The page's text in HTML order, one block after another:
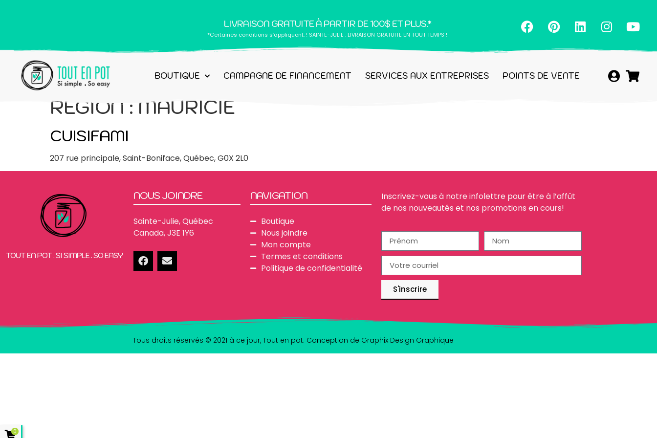
0
LIVRAISON GRATUITE À PARTIR DE 100$ ET PLUS.*
*Certaines conditions s’appliquent. ! SAINTE-JULIE : LIVRAISON GRATUITE EN TOUT TEMPS !
BOUTIQUE CAMPAGNE DE FINANCEMENT SERVICES AUX ENTREPRISES POINTS DE VENTE
RÉGION : MAURICIE
CUISIFAMI
207 rue principale, Saint-Boniface, Québec, G0X 2L0
TOUT EN POT . SI SIMPLE . SO EASY
NOUS JOINDRE
Sainte-Julie, Québec
Canada, J3E 1Y6
NAVIGATION
Boutique
Nous joindre
Mon compte
Termes et conditions
Politique de confidentialité
Inscrivez-vous à notre infolettre pour être à l’affût
de nos nouveautés et nos promotions en cours!
S'inscrire
Tous droits réservés © 2021 à ce jour, Tout en pot. Conception de Graphix Design Graphique